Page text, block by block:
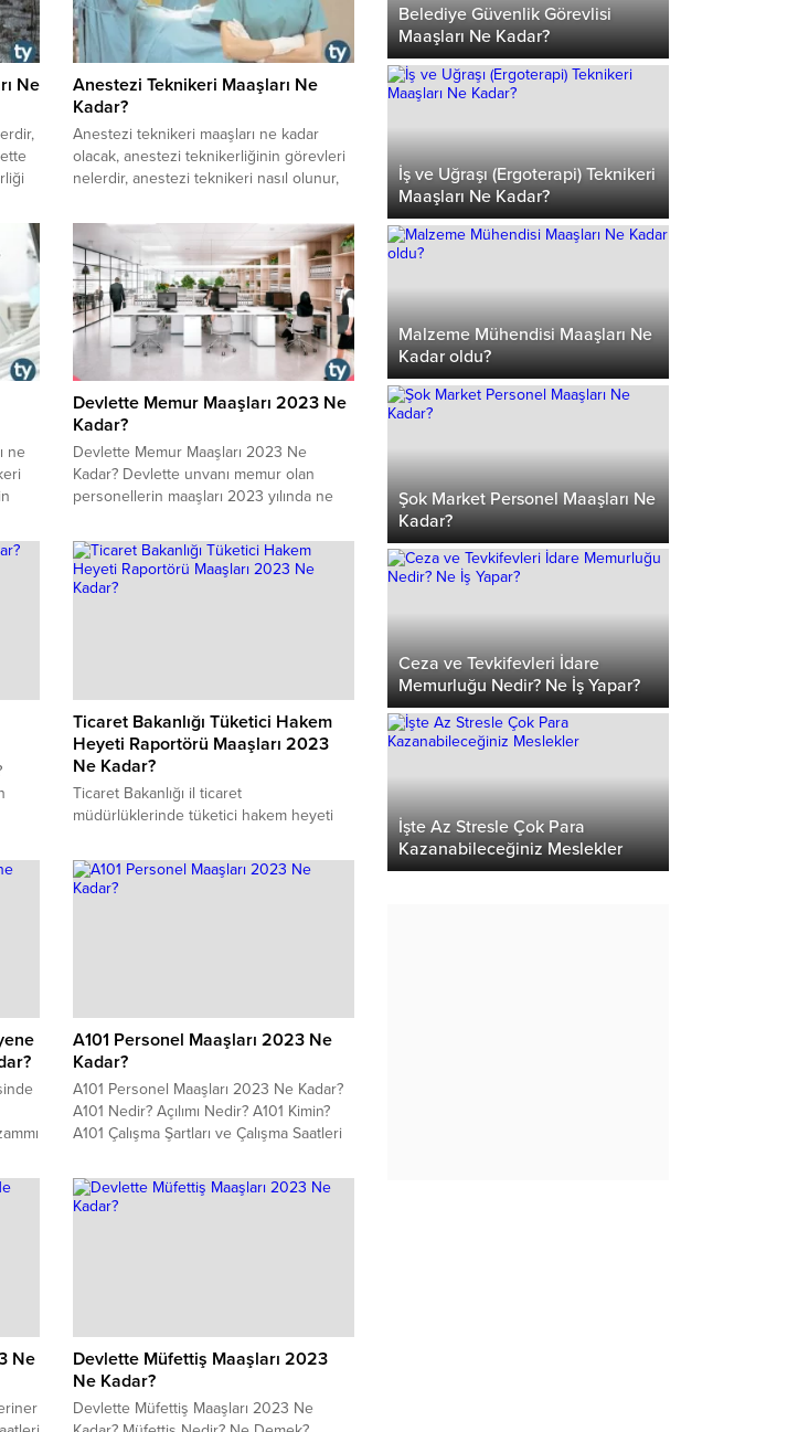
Ne
Anestezi Teknikeri Maaşları Ne
Kadar?
​​​​​​​Anestezi teknikeri maaşları ne kadar
olacak, anestezi teknikerliğinin görevleri
nelerdir, anestezi teknikeri nasıl olunur,
nasıldır, özel sektör anestezi teknikeri
maaşları ne kadar oldu gibi soruların
cevaplarını yazımızda bulabilirsiniz.
ne
Devlette Memur Maaşları 2023 Ne
Kadar?
Devlette Memur Maaşları 2023 Ne
Kadar? Devlette unvanı memur olan
personellerin maaşları 2023 yılında ne
maaşı 2023 ne kadar olacak?
Ticaret Bakanlığı Tüketici Hakem
Heyeti Raportörü Maaşları 2023
Ne Kadar?
Ticaret Bakanlığı il ticaret
müdürlüklerinde tüketici hakem heyeti
ne kadardır? Tüketici hakem heyeti
raportörü hangi konulardaki olaylara
Bütün bu soruların cevabını,...
A101 Personel Maaşları 2023 Ne
Kadar?
A101 Personel Maaşları 2023 Ne Kadar?
A101 Nedir? Açılımı Nedir? A101 Kimin?
A101 Çalışma Şartları ve Çalışma Saatleri
Kadar? A101 İş Başvurusu 2023 Nasıl ve
Nereden Yapılır? A101 Personel Alımı
Ne
Devlette Müfettiş Maaşları 2023
Ne Kadar?
Devlette Müfettiş Maaşları 2023 Ne
Belediye Güvenlik Görevlisi
Maaşları Ne Kadar?
İş ve Uğraşı (Ergoterapi) Teknikeri
Maaşları Ne Kadar?
Malzeme Mühendisi Maaşları Ne
Kadar oldu?
Şok Market Personel Maaşları Ne
Kadar?
Ceza ve Tevkifevleri İdare
Memurluğu Nedir? Ne İş Yapar?
İşte Az Stresle Çok Para
Kazanabileceğiniz Meslekler